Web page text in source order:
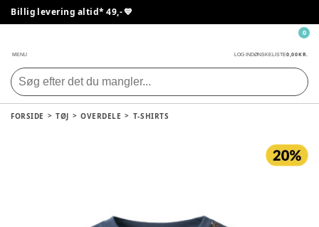
Billig levering altid* 49,- 💙
MENU LOG INDØNSKELISTE0,00 KR.
0
FORSIDE TØJ OVERDELE T-SHIRTS